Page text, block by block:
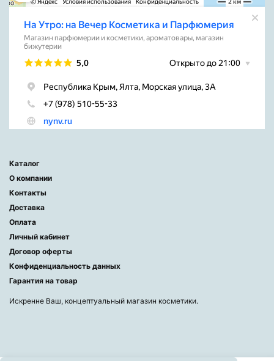
Каталог
О компании
Контакты
Доставка
Оплата
Личный кабинет
Договор оферты
Конфиденциальность данных
Гарантия на товар
Искренне Ваш, концептуальный магазин косметики.